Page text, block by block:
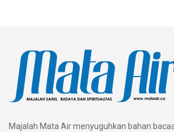
Majalah Mata Air menyuguhkan bahan